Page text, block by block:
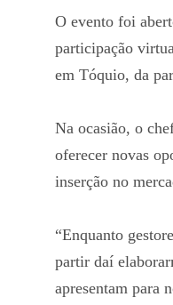
O evento foi
participação
em Tóquio, da
Na ocasião, o
oferecer novas
inserção no
“Enquanto
partir daí
apresentam para